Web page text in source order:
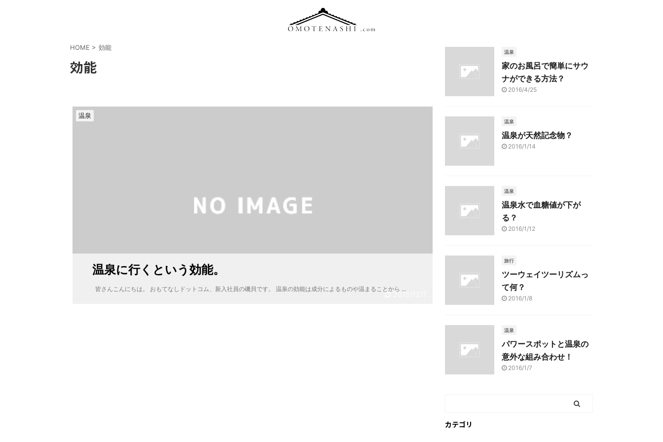
HOME > 効能
効能
2015/12/7
温泉
温泉に行くという効能。
皆さんこんにちは。 おもてなしドットコム、新入社員の磯貝です。 温泉の効能は成分によるものや温まることから ...
温泉
家のお風呂で簡単にサウ
ナができる方法？
2016/4/25
温泉
温泉が天然記念物？
2016/1/14
温泉
温泉水で血糖値が下が
る？
2016/1/12
旅行
ツーウェイツーリズムっ
て何？
2016/1/8
温泉
パワースポットと温泉の
意外な組み合わせ！
2016/1/7
カテゴリ